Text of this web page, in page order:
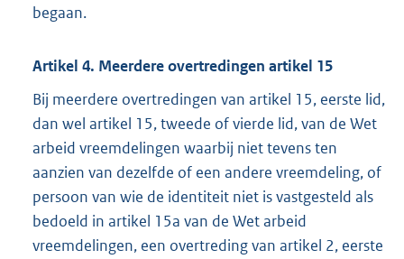
begaan.
Artikel 4. Meerdere overtredingen artikel 15
Bij meerdere overtredingen van artikel 15, eerste lid,
dan wel artikel 15, tweede of vierde lid, van de Wet
arbeid vreemdelingen waarbij niet tevens ten
aanzien van dezelfde of een andere vreemdeling, of
persoon van wie de identiteit niet is vastgesteld als
bedoeld in artikel 15a van de Wet arbeid
vreemdelingen, een overtreding van artikel 2, eerste